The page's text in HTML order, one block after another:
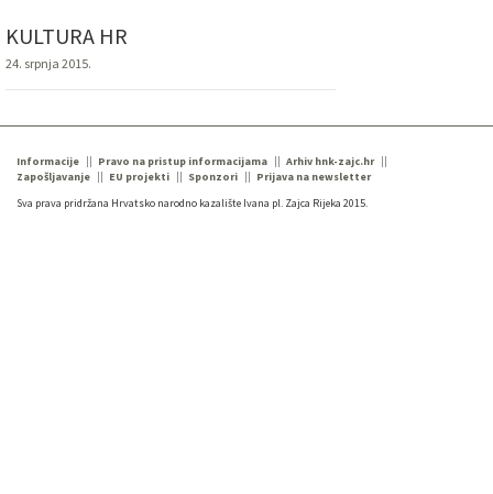
KULTURA HR
24. srpnja 2015.
Informacije Pravo na pristup informacijama
Arhiv hnk-zajc.hr
Zapošljavanje
EU projekti Sponzori
Prijava na newsletter
Sva prava pridržana Hrvatsko narodno kazalište Ivana pl. Zajca Rijeka 2015.